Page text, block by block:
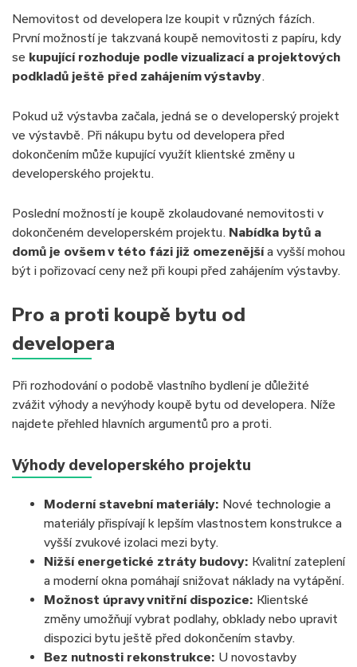
✅Doba splácení:
30 let
✅Výše úvěru:
3 500 000 Kč
✅Měsíční splátka:
18 131 Kč
Nemovitost od developera lze koupit v různých fázích.
První možností je takzvaná koupě nemovitosti z papíru, kdy
se kupující rozhoduje podle vizualizací a projektových
podkladů ještě před zahájením výstavby
Pokud už výstavba začala, jedná se o developerský projekt
ve výstavbě. Při nákupu bytu od developera před
dokončením může kupující využít klientské změny u
developerského projektu.
Poslední možností je koupě zkolaudované nemovitosti v
dokončeném developerském projektu. Nabídka bytů a
domů je ovšem v této fázi již omezenějšía vyšší mohou
být i pořizovací ceny než při koupi před zahájením výstavby.
Pro a proti koupě bytu od
developera
Při rozhodování o podobě vlastního bydlení je důležité
zvážit výhody a nevýhody koupě bytu od developera. Níže
najdete přehled hlavních argumentů pro a proti.
Výhody developerského projektu
Moderní stavební materiály: Nové technologie a
materiály přispívají k lepším vlastnostem konstrukce a
vyšší zvukové izolaci mezi byty.
Nižší energetické ztráty budovy: Kvalitní zateplení
a moderní okna pomáhají snižovat náklady na vytápění.
Možnost úpravy vnitřní dispozice: Klientské
změny umožňují vybrat podlahy, obklady nebo upravit
dispozici bytu ještě před dokončením stavby.
Bez nutnosti rekonstrukce: U novostavby